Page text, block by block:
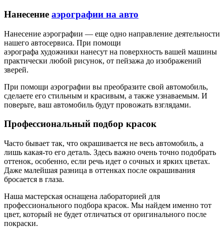
Нанесение аэрографии на авто
Нанесение аэрографии — еще одно направление деятельности
нашего автосервиса. При помощи
аэрографа художники нанесут на поверхность вашей машины
практически любой рисунок, от пейзажа до изображений
зверей.
При помощи аэрографии вы преобразите свой автомобиль,
сделаете его стильным и красивым, а также узнаваемым. И
поверьте, ваш автомобиль будут провожать взглядами.
Профессиональный подбор красок
Часто бывает так, что окрашивается не весь автомобиль, а
лишь какая-то его деталь. Здесь важно очень точно подобрать
оттенок, особенно, если речь идет о сочных и ярких цветах.
Даже малейшая разница в оттенках после окрашивания
бросается в глаза.
Наша мастерская оснащена лабораторией для
профессионального подбора красок. Мы найдем именно тот
цвет, который не будет отличаться от оригинального после
покраски.